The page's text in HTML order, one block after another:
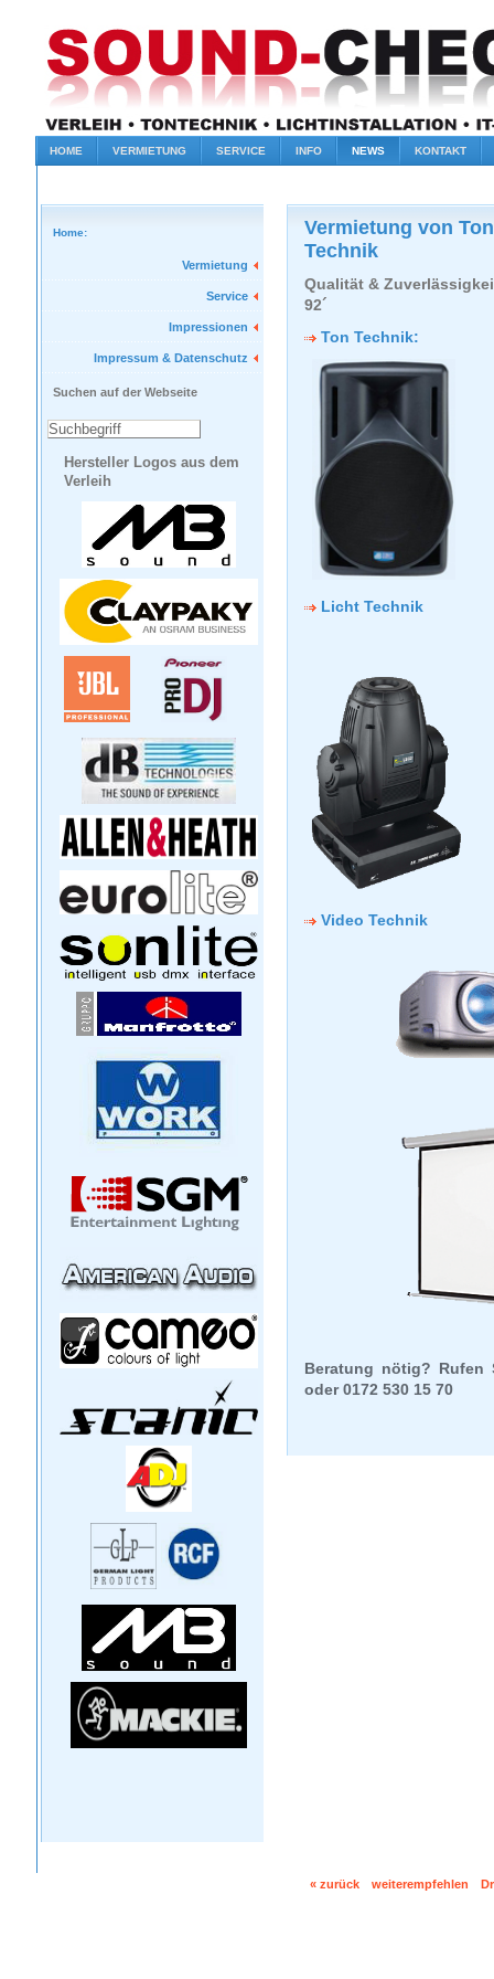
HOME VERMIETUNG SERVICE INFO NEWS KONTAKT
Vermietung von
Technik
Qualität &
92´
Ton Technik:
Licht Technik
Video Technik
Beratung nötig? Rufen
oder 0172 530 15 70
Home:
Vermietung
Service
Impressionen
Impressum & Datenschutz
Suchen auf der Webseite
Hersteller Logos aus dem
Verleih
« zurück weiterempfehlen